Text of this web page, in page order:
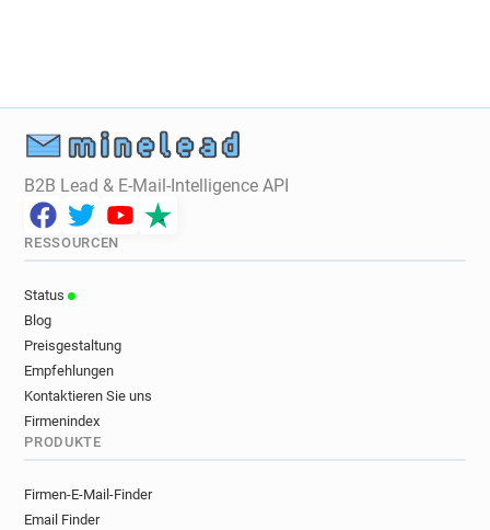
s*****@aub.ac.uk
n*****@aub.ac.uk
k********@aub.ac.uk
h*********@aub.ac.uk
s********@aub.ac.uk
p**********@aub.ac.uk
n******@aub.ac.uk
f************@aub.ac.uk
n******@aub.ac.uk
t*******@aub.ac.uk
d***********@aub.ac.uk
w**********@aub.ac.uk
c**********@aub.ac.uk
B2B Lead & E-Mail-Intelligence API
RESSOURCEN
Status
Blog
Preisgestaltung
Empfehlungen
Kontaktieren Sie uns
Firmenindex
PRODUKTE
Firmen-E-Mail-Finder
Email Finder